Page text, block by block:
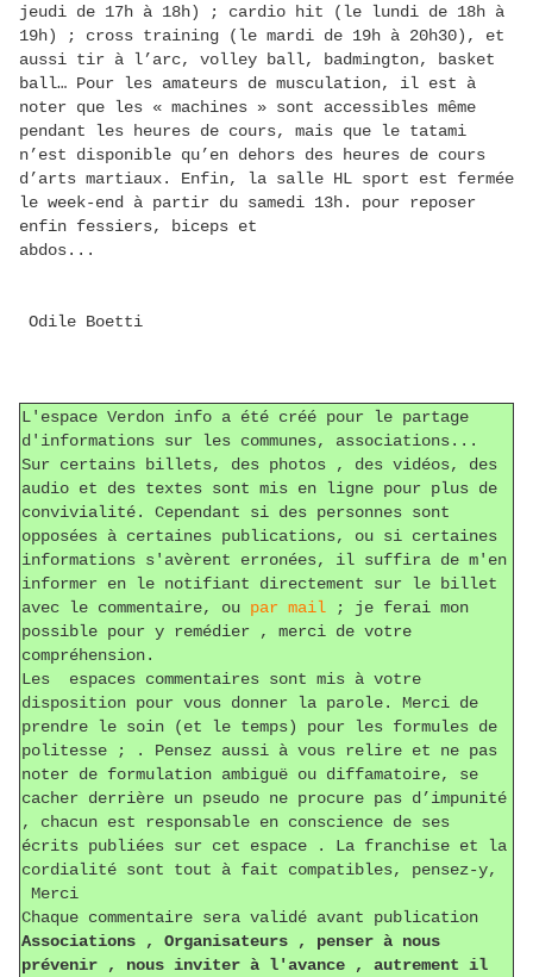
jeudi de 17h à 18h) ; cardio hit (le lundi de 18h à
19h) ; cross training (le mardi de 19h à 20h30), et
aussi tir à l’arc, volley ball, badmington, basket
ball… Pour les amateurs de musculation, il est à
noter que les « machines » sont accessibles même
pendant les heures de cours, mais que le tatami
n’est disponible qu’en dehors des heures de cours
d’arts martiaux. Enfin, la salle HL sport est fermée
le week-end à partir du samedi 13h. pour reposer
enfin fessiers, biceps et
abdos...
Odile Boetti
L'espace Verdon info a été créé pour le partage
d'informations sur les communes, associations...
Sur certains billets, des photos , des vidéos, des
audio et des textes sont mis en ligne pour plus de
convivialité. Cependant si des personnes sont
opposées à certaines publications, ou si certaines
informations s'avèrent erronées, il suffira de m'en
informer en le notifiant directement sur le billet
avec le commentaire, ou par mail ; je ferai mon
possible pour y remédier , merci de votre
compréhension.
Les espaces commentaires sont mis à votre
disposition pour vous donner la parole. Merci de
prendre le soin (et le temps) pour les formules de
politesse ; . Pensez aussi à vous relire et ne pas
noter de formulation ambiguë ou diffamatoire, se
cacher derrière un pseudo ne procure pas d’impunité
, chacun est responsable en conscience de ses
écrits publiées sur cet espace . La franchise et la
cordialité sont tout à fait compatibles, pensez-y,
Merci
Chaque commentaire sera validé avant publication
Associations , Organisateurs , penser à nous
prévenir , nous inviter à l'avance , autrement il